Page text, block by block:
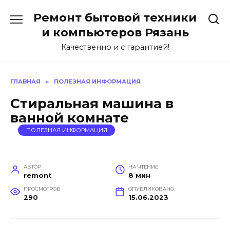
содержанию
Ремонт бытовой техники
и компьютеров Рязань
Качественно и с гарантией!
ГЛАВНАЯ » ПОЛЕЗНАЯ ИНФОРМАЦИЯ
Стиральная машина в
ванной комнате
ПОЛЕЗНАЯ ИНФОРМАЦИЯ
АВТОР
remont
НА ЧТЕНИЕ
8 мин
ПРОСМОТРОВ
290
ОПУБЛИКОВАНО
15.06.2023